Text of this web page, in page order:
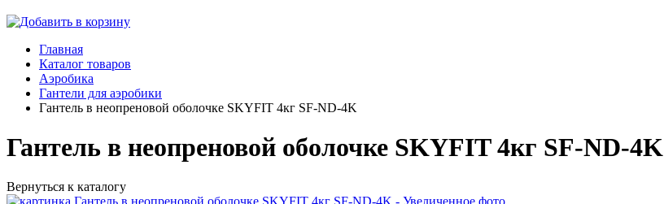
Главная
Каталог товаров
Аэробика
Гантели для аэробики
Гантель в неопреновой оболочке SKYFIT 4кг SF-ND-4K
Гантель в неопреновой оболочке SKYFIT 4кг SF-ND-4K
Вернуться к каталогу